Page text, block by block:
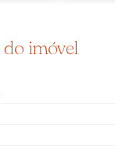
do imóvel